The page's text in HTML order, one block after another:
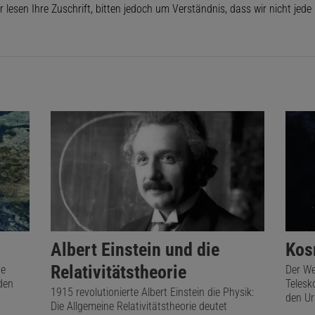
lesen Ihre Zuschrift, bitten jedoch um Verständnis, dass wir nicht
Albert Einstein und die
Relativitätstheorie
1915 revolutionierte Albert Einstein die Physik:
Die Allgemeine Relativitätstheorie deutet
Der
den